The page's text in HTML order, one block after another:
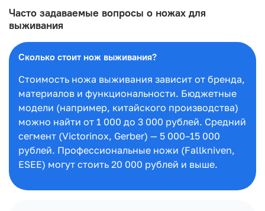
Часто задаваемые вопросы о ножах для
выживания
Сколько стоит нож выживания?
Стоимость ножа выживания зависит от бренда,
материалов и функциональности. Бюджетные
модели (например, китайского производства)
можно найти от 1 000 до 3 000 рублей. Средний
сегмент (Victorinox, Gerber) — 5 000–15 000
рублей. Профессиональные ножи (Fallkniven,
ESEE) могут стоить 20 000 рублей и выше.